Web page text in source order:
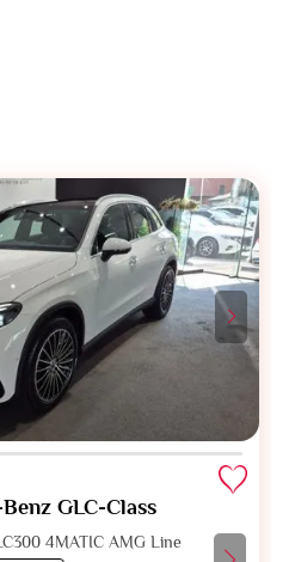
GLC-Class
4MATIC AMG Line